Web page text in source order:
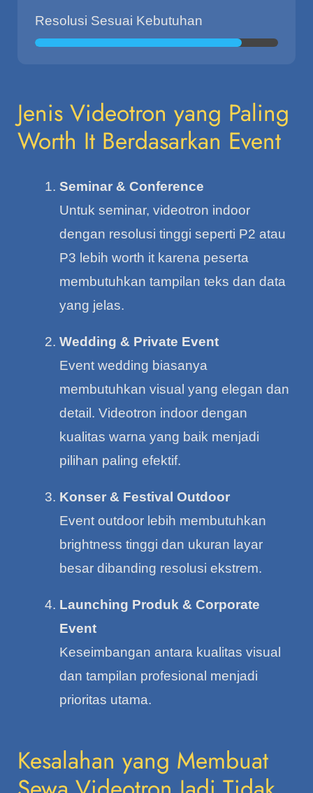
Resolusi Sesuai Kebutuhan
Jenis Videotron yang Paling
Worth It Berdasarkan Event
Seminar & Conference
Untuk seminar, videotron indoor
dengan resolusi tinggi seperti P2 atau
P3 lebih worth it karena peserta
membutuhkan tampilan teks dan data
yang jelas.
Wedding & Private Event
Event wedding biasanya
membutuhkan visual yang elegan dan
detail. Videotron indoor dengan
kualitas warna yang baik menjadi
pilihan paling efektif.
Konser & Festival Outdoor
Event outdoor lebih membutuhkan
brightness tinggi dan ukuran layar
besar dibanding resolusi ekstrem.
Launching Produk & Corporate
Event
Keseimbangan antara kualitas visual
dan tampilan profesional menjadi
prioritas utama.
Kesalahan yang Membuat